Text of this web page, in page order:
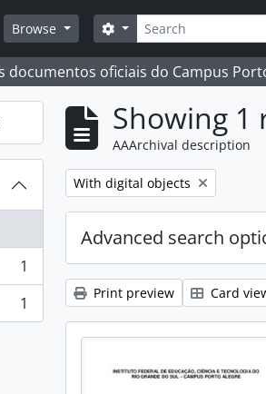
Browse Search
Search options
documentos oficiais do Campus
1
1
Showing 1
AAArchival description
Remove filter:
With digital objects
Advanced search
Print preview Card